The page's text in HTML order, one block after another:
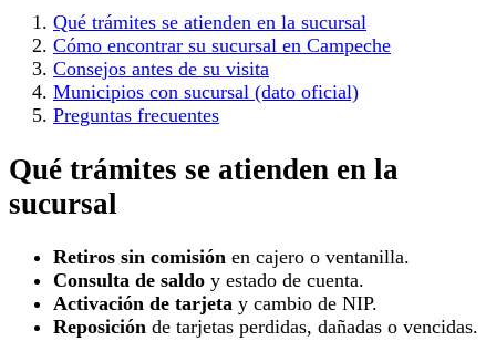
Qué trámites se atienden en la sucursal
Cómo encontrar su sucursal en Campeche
Consejos antes de su visita
Municipios con sucursal (dato oficial)
Preguntas frecuentes
Qué trámites se atienden en la
sucursal
Retiros sin comisión en cajero o ventanilla.
Consulta de saldo y estado de cuenta.
Activación de tarjeta y cambio de NIP.
Reposición de tarjetas perdidas, dañadas o vencidas.